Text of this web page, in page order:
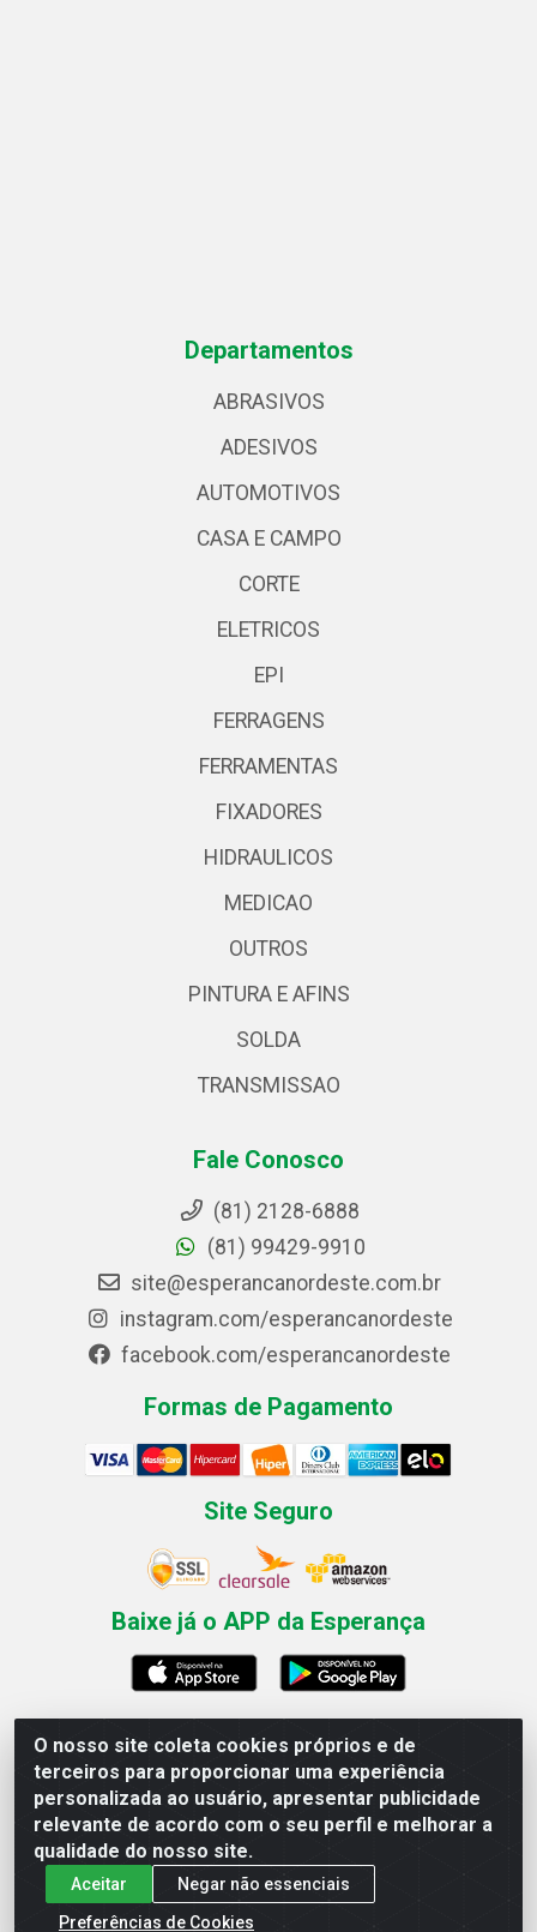
O nosso site coleta cookies próprios e de
terceiros para proporcionar uma experiência
personalizada ao usuário, apresentar publicidade
relevante de acordo com o seu perfil e melhorar a
qualidade do nosso site.
Aceitar
Negar não essenciais
Preferências de Cookies
Departamentos
ABRASIVOS
ADESIVOS
AUTOMOTIVOS
CASA E CAMPO
CORTE
ELETRICOS
EPI
FERRAGENS
FERRAMENTAS
FIXADORES
HIDRAULICOS
MEDICAO
OUTROS
PINTURA E AFINS
SOLDA
TRANSMISSAO
Fale Conosco
(81) 2128-6888
(81) 99429-9910
site@esperancanordeste.com.br
instagram.com/esperancanordeste
facebook.com/esperancanordeste
Formas de Pagamento
Site Seguro
Baixe já o APP da Esperança
Esperança Nordeste - Rua Professor Caldas Filho, 291 -
Estância - Recife / PE CEP: 50771-335 - CNPJ
03.666.136/0001-23